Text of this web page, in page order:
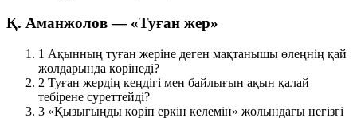
Қ. Аманжолов — «Туған жер»
1 Ақынның туған жеріне деген мақтанышы өлеңнің қай
жолдарында көрінеді?
2 Туған жердің кеңдігі мен байлығын ақын қалай
тебірене суреттейді?
3 «Қызығыңды көріп еркін келемін» жолындағы негізгі